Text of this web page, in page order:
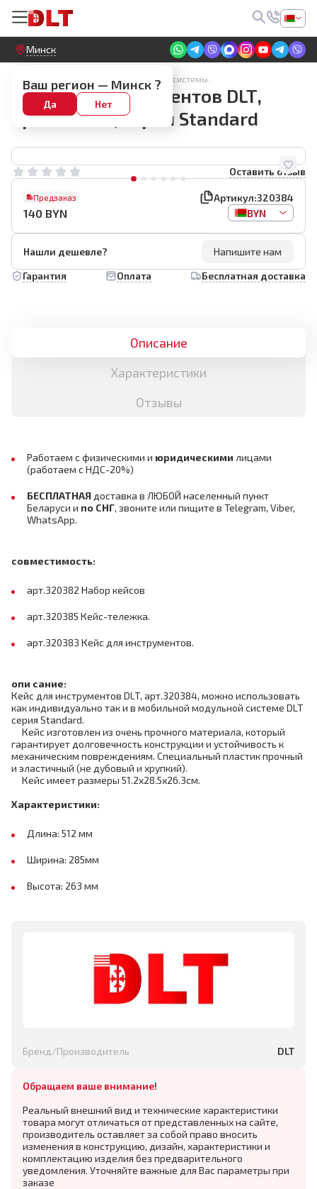
Круглосуточный! Прием заявок на сайте
Минск
Ваш регион — Минск ?
Да Нет
Ящики для инструмента. Модульные системы.
Кейс для инструментов DLT,
арт.320384, серия Standard
Оставить отзыв
Предзаказ Артикул:320384
140 BYN BYN
Нашли дешевле?
Напишите нам
Гарантия
Оплата Бесплатная доставка
Описание
Характеристики
Отзывы
Работаем с физическими и юридическими лицами
(работаем с НДС-20%)
БЕСПЛАТНАЯ доставка в ЛЮБОЙ населенный пункт
Беларуси и по СНГ, звоните или пищите в Telegram, Viber,
WhatsApp.
совместимость:
арт.320382 Набор кейсов
арт.320385 Кейс-тележка.
арт.320383 Кейс для инструментов.
опи сание:
Кейс для инструментов DLT, арт.320384, можно использовать
как индивидуально так и в мобильной модульной системе DLT
серия Standard.
Кейс изготовлен из очень прочного материала, который
гарантирует долговечность конструкции и устойчивость к
механическим повреждениям. Специальный пластик прочный
и эластичный (не дубовый и хрупкий).
Кейс имеет размеры 51.2х28.5х26.3см.
Характеристики:
Длина: 512 мм
Ширина: 285мм
Высота: 263 мм
Бренд/Производитель DLT
Обращаем ваше внимание!
Реальный внешний вид и технические характеристики
товара могут отличаться от представленных на сайте,
производитель оставляет за собой право вносить
изменения в конструкцию, дизайн, характеристики и
комплектацию изделия без предварительного
уведомления. Уточняйте важные для Вас параметры при
заказе